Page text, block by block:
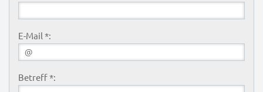
E-Mail *:
Betreff *: